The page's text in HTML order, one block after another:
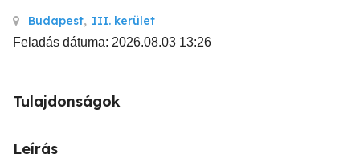
Budapest, III. kerület
Feladás dátuma: 2026.08.03 13:26
Tulajdonságok
Leírás